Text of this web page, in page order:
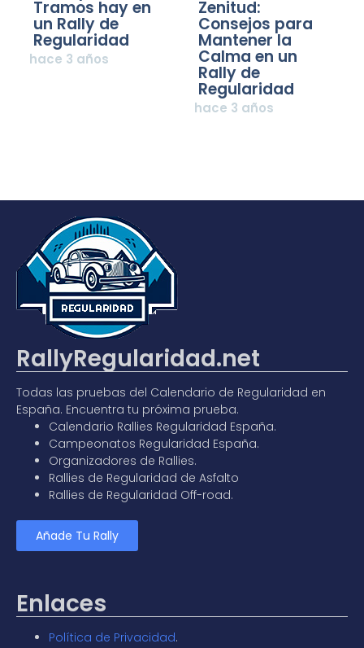
Tramos hay en
un Rally de
Regularidad
hace 3 años
Zenitud:
Consejos para
Mantener la
Calma en un
Rally de
Regularidad
hace 3 años
RallyRegularidad.net
Todas las pruebas del Calendario de Regularidad en
España. Encuentra tu próxima prueba.
Calendario Rallies Regularidad España.
Campeonatos Regularidad España.
Organizadores de Rallies.
Rallies de Regularidad de Asfalto
Rallies de Regularidad Off-road.
Añade Tu Rally
Enlaces
Política de Privacidad.